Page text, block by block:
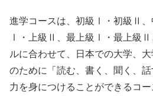
進学コースは、初級Ⅰ・初級Ⅱ
Ⅰ・上級Ⅱ、最上級Ⅰ・最上級Ⅱ
ルに合わせて、日本での大学、
のために「読む、書く、聞く、
力を身につけることができるコー